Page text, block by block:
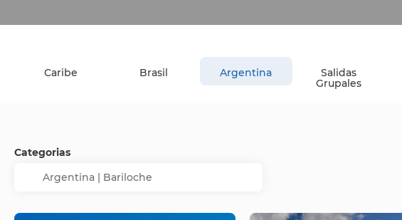
Caribe Brasil Argentina
Salidas
Grupales
Categorias